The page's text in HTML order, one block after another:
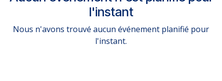
l'instant
Nous n'avons trouvé aucun événement planifié pour
l'instant.